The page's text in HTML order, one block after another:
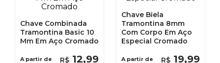
Chave Combinada
Tramontina Basic 10
Mm Em Aço Cromado
A partir de R$ 12,99
Chave Biela
Tramontina 8mm
Com Corpo Em Aço
Especial Cromado
A partir de R$ 19,99